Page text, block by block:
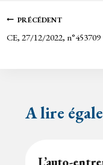
Navigation
de
PRÉCÉDENT
CE, 27/12/2022, n°453709
A lire
L’auto-